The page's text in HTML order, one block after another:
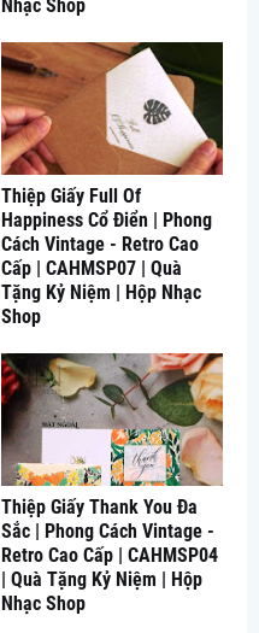
Nhạc Shop
Thiệp Giấy Full Of
Happiness Cổ Điển | Phong
Cách Vintage - Retro Cao
Cấp | CAHMSP07 | Quà
Tặng Kỷ Niệm | Hộp Nhạc
Shop
Thiệp Giấy Thank You Đa
Sắc | Phong Cách Vintage -
Retro Cao Cấp | CAHMSP04
| Quà Tặng Kỷ Niệm | Hộp
Nhạc Shop